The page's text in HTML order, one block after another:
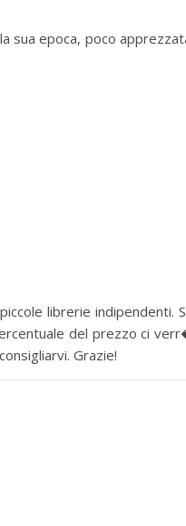
sua epoca, poco
librerie indipendenti.
del prezzo ci
Grazie!